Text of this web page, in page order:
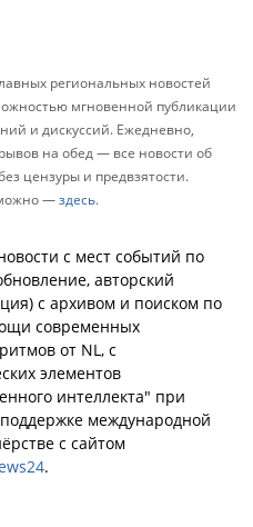
региональных новостей
мгновенной публикации
и дискуссий. Ежедневно,
на обед — все новости об
цензуры и предвзятости.
—здесь.
с мест событий по
авторский
с архивом и поиском по
современных
от NL, с
элементов
интеллекта" при
международной
с сайтом
.